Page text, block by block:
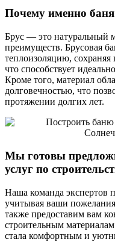
Почему именно баня
Брус — это натуральный
преимуществ. Брусовая
теплоизоляцию,
что способствует
Кроме того, материал
долговечностью, что
протяжении долгих лет.
Мы готовы
услуг по
Наша команда экспертов
учитывая ваши
также предоставим вам
строительным
стала комфортным и